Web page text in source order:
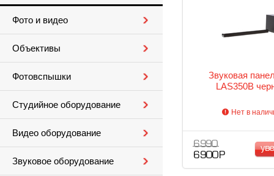
Фото и видео
Объективы
Фотовспышки
Студийное оборудование
Видео оборудование
Звуковое оборудование
Звуковая
LAS350B
Нет в
6 990
6 900 Р